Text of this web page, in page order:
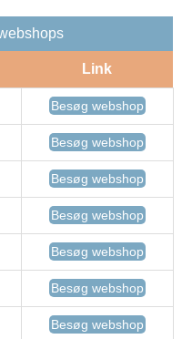
Link
Besøg webshop
Besøg webshop
Besøg webshop
Besøg webshop
Besøg webshop
Besøg webshop
Besøg webshop